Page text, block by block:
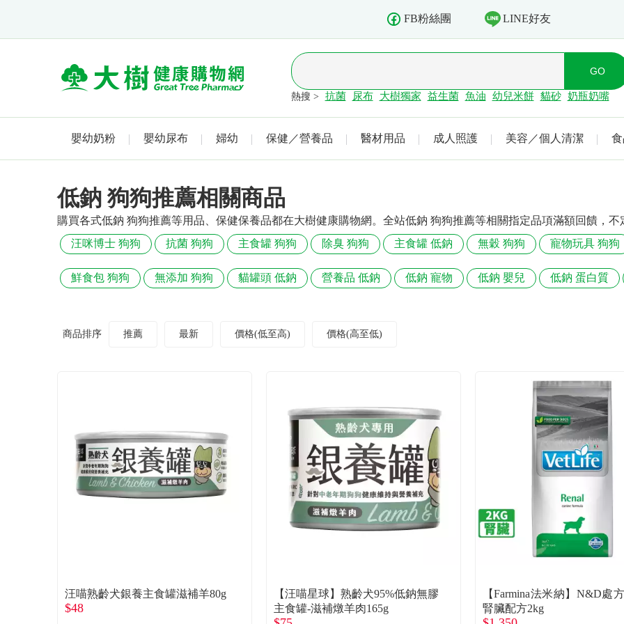
FB粉絲團 LINE好友
熱搜 > 抗菌 尿布 大樹獨家 益生菌 魚油 幼兒米餅 貓砂 奶瓶奶嘴
嬰幼奶粉 嬰幼尿布 婦幼 保健／營養品 醫材用品 成人照護 美容／個人清潔
低鈉 狗狗推薦相關商品
購買各式低鈉 狗狗推薦等用品、保健保養品都在大樹健康購物網。全站低鈉 狗狗推薦等相關指定品項滿額回饋，
汪咪博士 狗狗
抗菌 狗狗 主食罐 狗狗 除臭 狗狗 主食罐 低鈉 無穀 狗狗 寵物玩具 狗狗
鮮食包 狗狗 無添加 狗狗 貓罐頭 低鈉 營養品 低鈉 低鈉 寵物 低鈉 嬰兒 低鈉 蛋白質
商品排序 推薦 最新 價格(低至高) 價格(高至低)
汪喵熟齡犬銀養主食罐滋補羊80g
$48
【汪喵星球】熟齡犬95%低鈉無膠
主食罐-滋補燉羊肉165g
【Farmina法米納】N&D處
腎臟配方2kg